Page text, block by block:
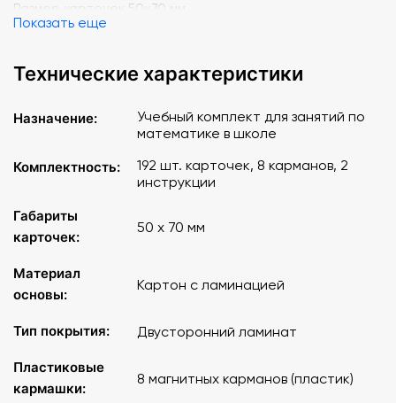
Размер карточек 50х70 мм.
Двухсторонняя ламинация.
Упаковано в 2 коробки
Показать еще
Технические характеристики
Назначение:
Учебный комплект для занятий по
математике в школе
Комплектность:
192 шт. карточек, 8 карманов, 2
инструкции
Габариты
карточек:
50 х 70 мм
Материал
основы:
Картон с ламинацией
Тип покрытия: Двусторонний ламинат
Пластиковые
кармашки:
8 магнитных карманов (пластик)